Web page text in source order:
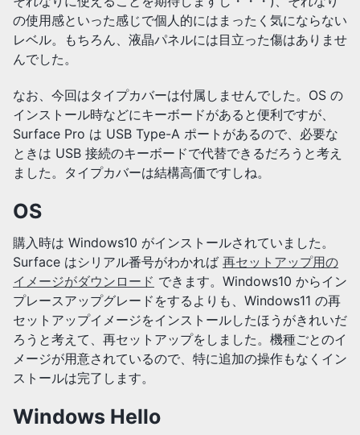
の使用感といった感じで個人的にはまったく気にならない
レベル。もちろん、液晶パネルには目立った傷はありませ
んでした。
なお、今回はタイプカバーは付属しませんでした。OS の
インストール時などにキーボードがあると便利ですが、
Surface Pro は USB Type-A ポートがあるので、必要な
ときは USB 接続のキーボードで代替できるだろうと考え
ました。タイプカバーは結構高価ですしね。
OS
購入時は Windows10 がインストールされていました。
Surface はシリアル番号がわかれば 再セットアップ用の
イメージがダウンロード できます。Windows10 からイン
プレースアップグレードをするよりも、Windows11 の再
セットアップイメージをインストールしたほうがきれいだ
ろうと考えて、再セットアップをしました。機種ごとのイ
メージが用意されているので、特に追加の操作もなくイン
ストールは完了します。
Windows Hello